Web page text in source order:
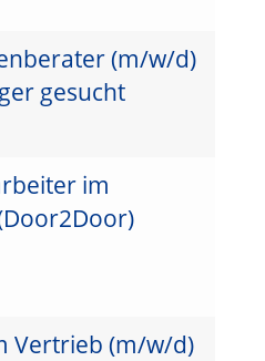
(m/w/d)
gesucht
im
Vertrieb (m/w/d)